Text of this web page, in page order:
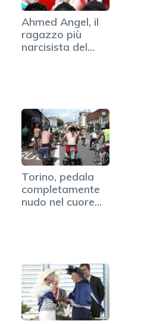
Ahmed Angel, il
ragazzo più
narcisista del
Torino, pedala
completamente
nudo nel cuore